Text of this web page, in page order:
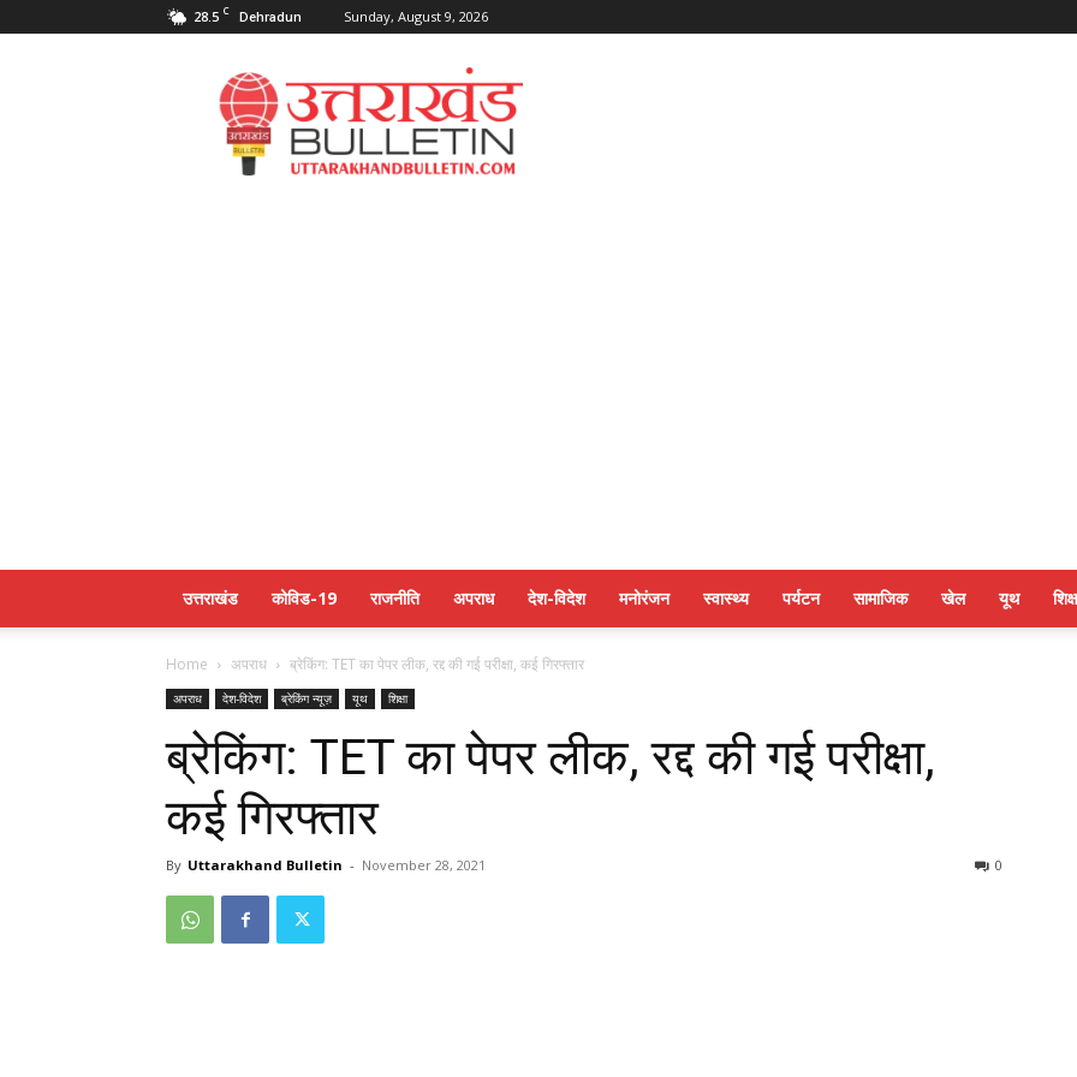
28.5 C Dehradun Sunday, August 9, 2026
Uttarakahnd
Bulletin
उत्तराखंड कोविड-19 राजनीति अपराध देश-विदेश मनोरंजन स्वास्थ्य पर्यटन सामाजिक खेल यूथ
Home अपराध ब्रेकिंग: TET का पेपर लीक, रद्द की गई परीक्षा, कई गिरफ्तार
अपराध देश-विदेश ब्रेकिंग न्यूज़ यूथ शिक्षा
ब्रेकिंग: TET का पेपर लीक, रद्द की गई परीक्षा,
कई गिरफ्तार
By Uttarakhand Bulletin - November 28, 2021 0